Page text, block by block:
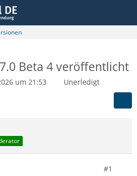
Beta 4 veröffentlicht
um 21:53 Unerledigt
#1